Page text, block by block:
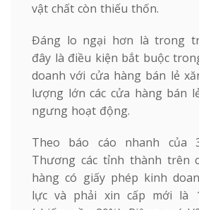
vật chất còn thiếu thốn.
Đáng lo ngại hơn là trong
đây là điều kiện bắt buộc
doanh với cửa hàng bán lẻ
lượng lớn các cửa hàng bán
ngưng hoạt động.
Theo báo cáo nhanh của
Thương các tỉnh thành trên
hàng có giấy phép kinh
lực và phải xin cấp mới là